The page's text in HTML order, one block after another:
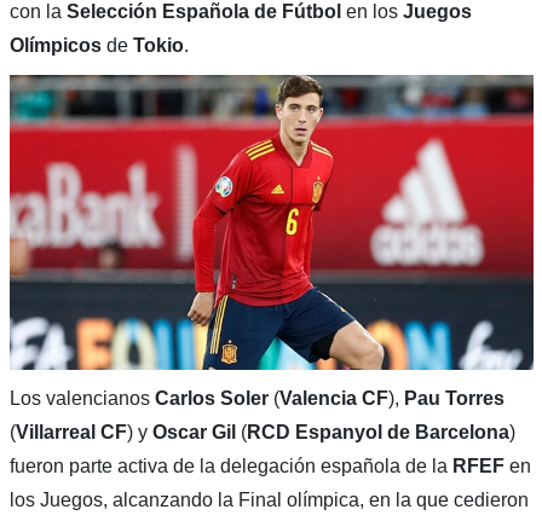
con la Selección Española de Fútbol en los Juegos
Olímpicosde Tokio.
Los valencianos Carlos Soler(Valencia CF), Pau Torres
(Villarreal CF) y Oscar Gil (RCD Espanyol de Barcelona)
fueron parte activa de la delegación española de la RFEF en
los Juegos, alcanzando la Final olímpica, en la que cedieron